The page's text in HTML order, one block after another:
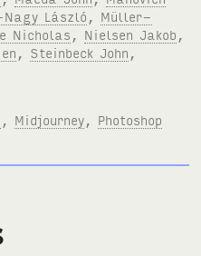
Nagy László
Müller-
Nicholas Nielsen Jakob
Steinbeck John
Midjourney Photoshop